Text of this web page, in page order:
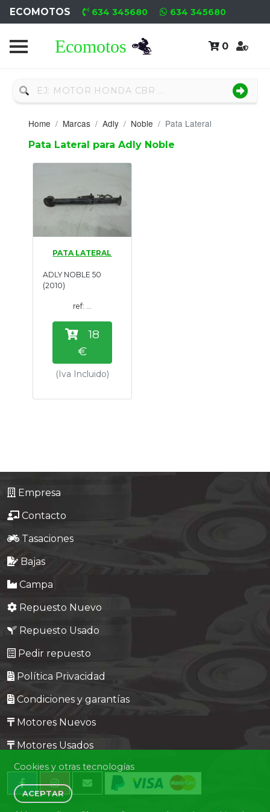
ECOMOTOS 634 345680 634 345680
0
Home
Nuevo
Neumáticos
Campa
Nuevos
Motores
Usados
Tasaciones
Formulario
Empresa
Contacto
Home Marcas Adly Noble Pata Lateral
Pata Lateral para Adly Noble
PATA LATERAL
ADLY NOBLE 50
(2010)
ref: ...
18
€
(Iva Incluido)
Empresa
Contacto
Tasaciones
Bajas
Campa
Repuesto Nuevo
Repuesto Usado
Pedir repuesto
Política Privacidad
Condiciones y garantías
Motores Nuevos
Motores Usados
Cookies y otras tecnologías
ACEPTAR